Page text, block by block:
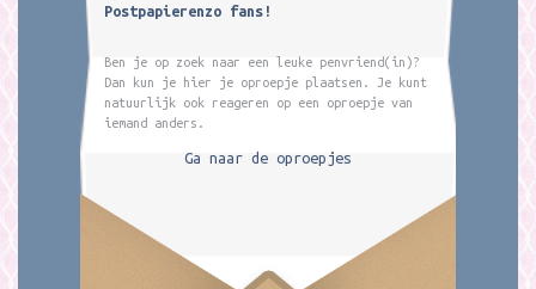
Postpapierenzo fans!
Ben je op zoek naar een leuke penvriend(in)?
Dan kun je hier je oproepje plaatsen. Je kunt
natuurlijk ook reageren op een oproepje van
iemand anders.
Ga naar de oproepjes